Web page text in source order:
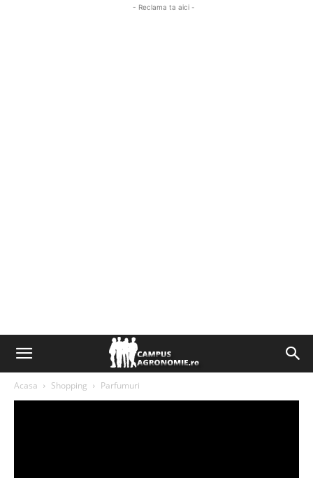
- Reclama ta aici -
Acasa Shopping Parfumuri